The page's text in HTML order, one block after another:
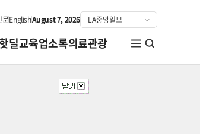
문EnglishAugust 7, 2026
딜교육업소록의료관광